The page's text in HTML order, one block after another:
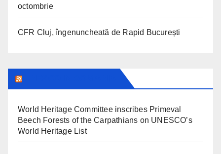
octombrie
CFR Cluj, îngenuncheată de Rapid București
World Heritage Committee inscribes Primeval
Beech Forests of the Carpathians on UNESCO’s
World Heritage List